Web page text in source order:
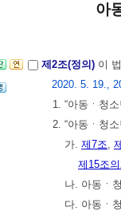
아
년을 성범죄
제2조(정의) 이
2020. 5. 19.,
1. “아동ㆍ청
2. “아동ㆍ청
가. 제7조,
제15조
나. 아동ㆍ
다. 아동ㆍ